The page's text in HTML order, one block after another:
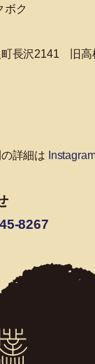
ボク
町長沢2141 旧高
詳細は
8267